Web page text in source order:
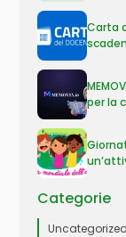
Carta
per la
Categorie
Uncategorized